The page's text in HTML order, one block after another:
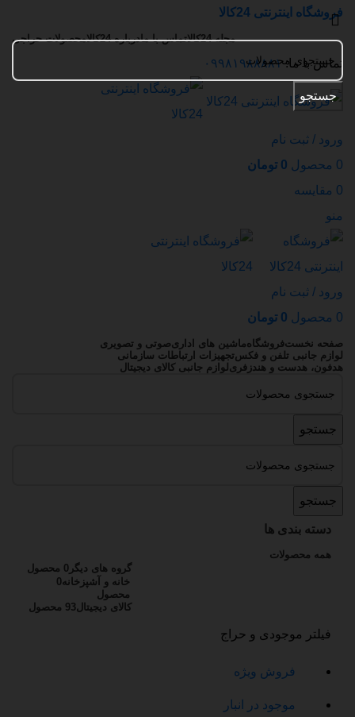
فروشگاه اینترنتی 24کالا
مجله 24کالا تماس با مادرباره 24کالا محصولات حراجی
تماس با ما:۰۹۹۸۱۹۸۸۸۸۱
ورود / ثبت نام
0 محصول 0 تومان
0 مقایسه
منو
ورود / ثبت نام
0 محصول 0 تومان
صفحه نخستفروشگاهماشین های اداریصوتی و تصویری
لوازم جانبی تلفن و فکستجهیزات ارتباطات سازمانی
هدفون، هدست و هندزفری لوازم جانبی کالای دیجیتال
جستجو
جستجو
دسته بندی ها
همه محصولات
گروه های دیگر 0 محصول
خانه و آشپزخانه0
محصول
کالای دیجیتال93 محصول
فیلتر موجودی و حراج
فروش ویژه
موجود در انبار
جستجو